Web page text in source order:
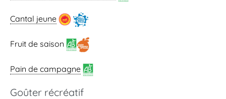
Cantal jeune
Fruit de saison
Pain de campagne
Goûter récréatif